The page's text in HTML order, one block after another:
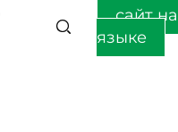
сайт
языке